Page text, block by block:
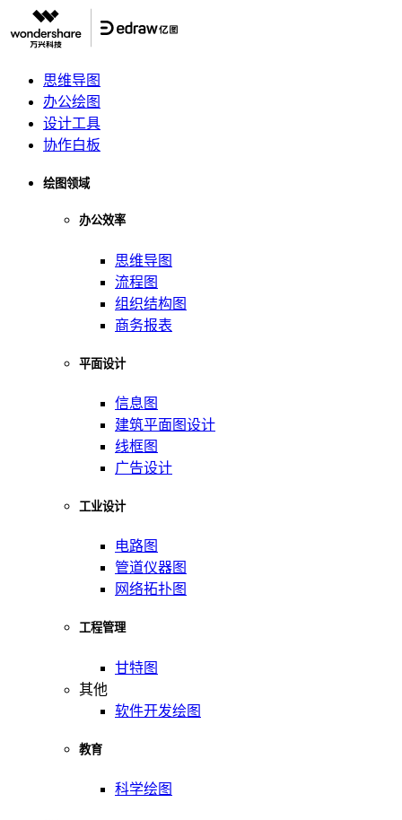
思维导图
办公绘图
设计工具
协作白板
绘图领域
办公效率
思维导图
流程图
组织结构图
商务报表
平面设计
信息图
建筑平面图设计
线框图
广告设计
工业设计
电路图
管道仪器图
网络拓扑图
工程管理
甘特图
其他
软件开发绘图
教育
科学绘图